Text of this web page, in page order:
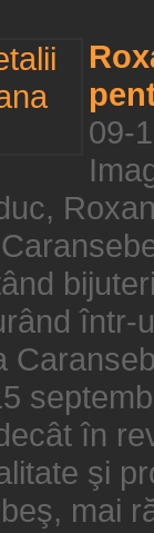
09-
în
şi
mai